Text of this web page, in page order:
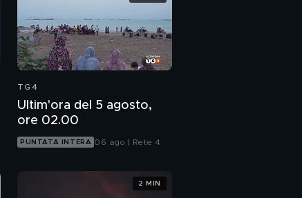
TG4
Ultim'ora del 5 agosto,
ore 02.00
PUNTATA INTERA 06 ago | Rete 4
2 MIN